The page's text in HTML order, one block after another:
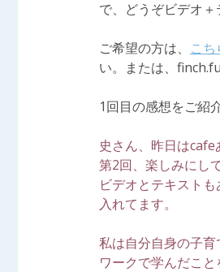
で、どうぞビデオ＋
ご希望の方は、 こち
い。または、
1回目の感想をご紹
史さん、昨日は
第2回、楽しみにし
ビデオとテキスト
入れてます。
私は自分自身の子育
ワークで学んだこ